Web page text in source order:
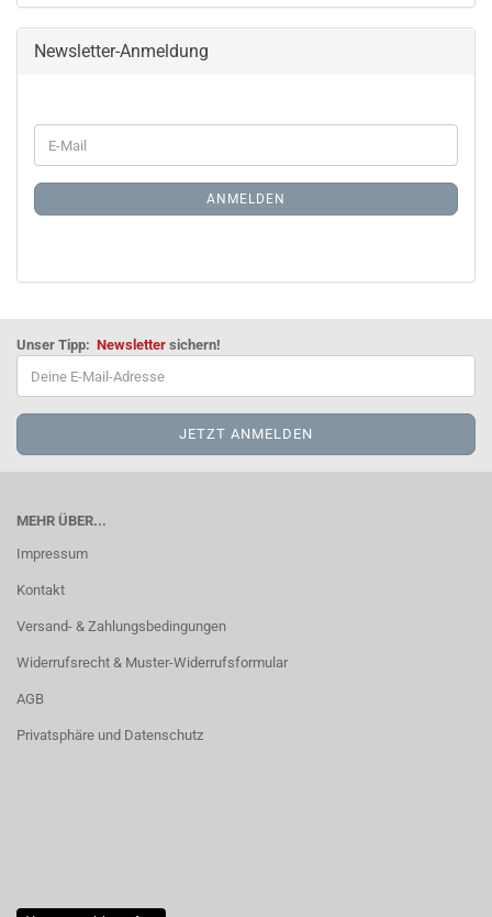
Newsletter-Anmeldung
WEITER
ZUR
ANMELDUNG
E-
Mail
ANMELDEN
Unser Tipp: Newsletter sichern!
MEHR ÜBER...
Impressum
Kontakt
Versand- & Zahlungsbedingungen
Widerrufsrecht & Muster-Widerrufsformular
AGB
Privatsphäre und Datenschutz